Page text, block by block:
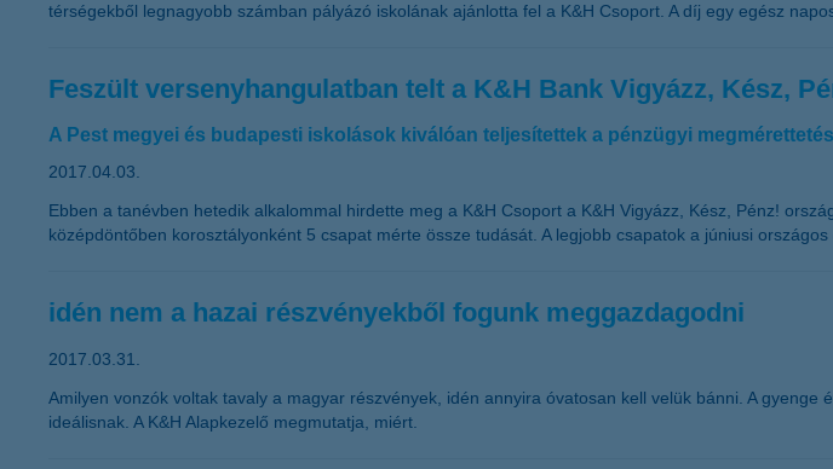
térségekből legnagyobb számban pályázó iskolának ajánlotta fel a K&H Csoport. A díj egy egész
Feszült versenyhangulatban telt a K&H Bank Vigyázz, Kész,
A Pest megyei és budapesti iskolások kiválóan teljesítettek a pénzügyi
2017.04.03.
Ebben a tanévben hetedik alkalommal hirdette meg a K&H Csoport a K&H Vigyázz, Kész, Pénz!
középdöntőben korosztályonként 5 csapat mérte össze tudását. A legjobb csapatok a júniusi
idén nem a hazai részvényekből fogunk meggazdagodni
2017.03.31.
Amilyen vonzók voltak tavaly a magyar részvények, idén annyira óvatosan kell velük bánni. A
ideálisnak. A K&H Alapkezelő megmutatja, miért.